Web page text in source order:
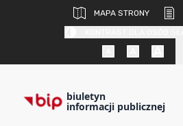
MAPA STRONY
biuletyn
informacji publicznej